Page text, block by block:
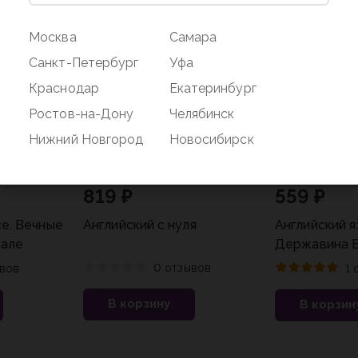
Вечные
819 ₽
Английский с нуля
0 отзывов
В корзину
559 ₽
Английский
Державина
1
В
Москва
Санкт-Петербург
Краснодар
Ростов-на-Дону
Нижний Новгород
Самара
Уфа
Екатеринбург
Челябинск
Новосибирск